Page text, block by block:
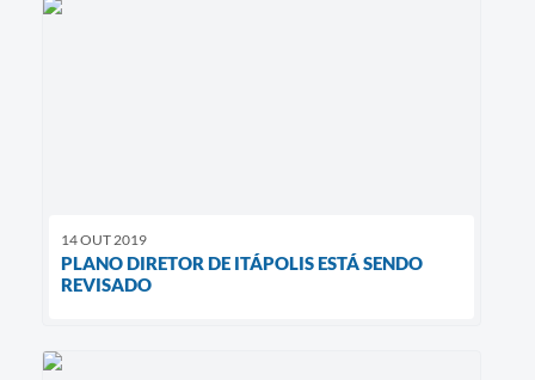
14 OUT 2019
PLANO DIRETOR DE ITÁPOLIS ESTÁ SENDO
REVISADO